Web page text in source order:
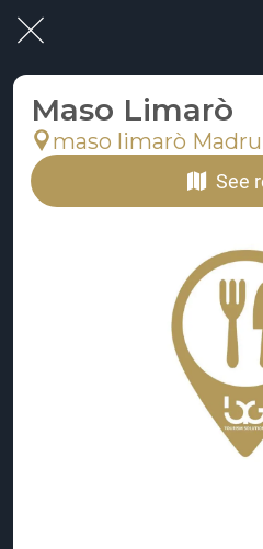
Maso Limarò
maso limarò
See